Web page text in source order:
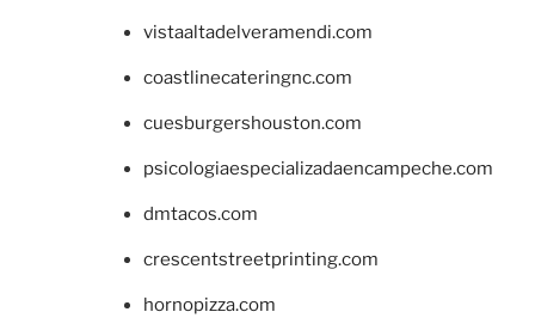
vistaaltadelveramendi.com
coastlinecateringnc.com
cuesburgershouston.com
psicologiaespecializadaencampeche.com
dmtacos.com
crescentstreetprinting.com
hornopizza.com